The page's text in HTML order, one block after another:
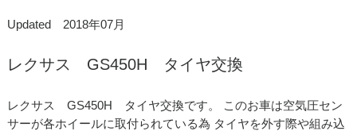
Updated 2018年07月
レクサス GS450H タイヤ交換
レクサス GS450H タイヤ交換です。 このお車は空気圧セン
サーが各ホイールに取付られている為 タイヤを外す際や組み込